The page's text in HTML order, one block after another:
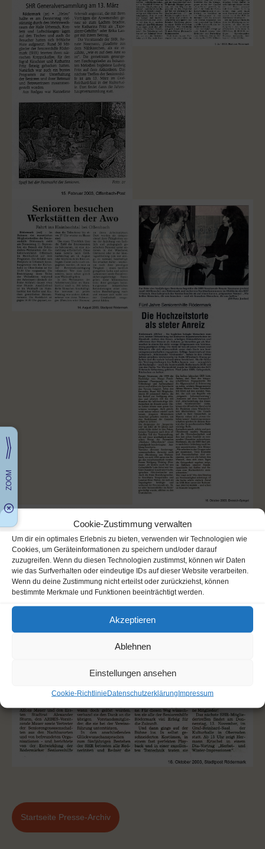
Cookie-Zustimmung verwalten
Um dir ein optimales Erlebnis zu bieten, verwenden wir Technologien wie
Cookies, um Geräteinformationen zu speichern und/oder darauf
zuzugreifen. Wenn du diesen Technologien zustimmst, können wir Daten
wie das Surfverhalten oder eindeutige IDs auf dieser Website verarbeiten.
Wenn du deine Zustimmung nicht erteilst oder zurückziehst, können
bestimmte Merkmale und Funktionen beeinträchtigt werden.
Akzeptieren
Ablehnen
Einstellungen ansehen
Cookie-RichtlinieDatenschutzerklärungImpressum
Startseite Presse-Archiv